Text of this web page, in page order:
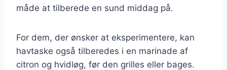
måde at tilberede en sund middag på.
For dem, der ønsker at eksperimentere, kan
havtaske også tilberedes i en marinade af
citron og hvidløg, før den grilles eller bages.